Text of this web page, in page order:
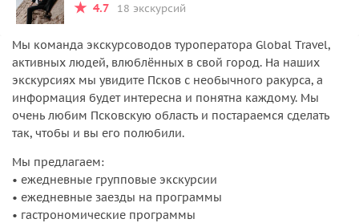
4.7 18 экскурсий
Мы команда экскурсоводов туроператора Global Travel,
активных людей, влюблённых в свой город. На наших
экскурсиях мы увидите Псков с необычного ракурса, а
информация будет интересна и понятна каждому. Мы
очень любим Псковскую область и постараемся сделать
так, чтобы и вы его полюбили.
Мы предлагаем:
• ежедневные групповые экскурсии
• ежедневные заезды на программы
• гастрономические программы